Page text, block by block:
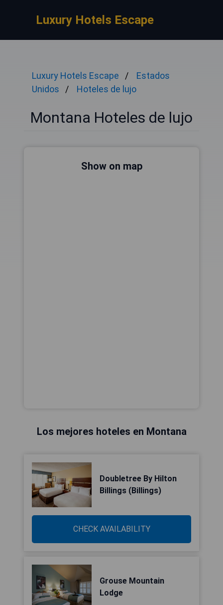
Luxury Hotels Escape
Luxury Hotels Escape
Estados
Unidos
Hoteles de lujo
Montana Hoteles de lujo
Show on map
Los mejores hoteles en Montana
Doubletree By Hilton
Billings (Billings)
CHECK AVAILABILITY
Grouse Mountain
Lodge